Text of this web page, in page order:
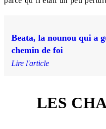
Beata, la nounou qui a
chemin de foi
Lire l'article
LES